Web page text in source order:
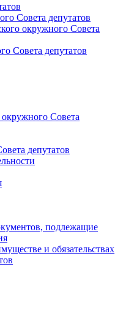
Совета депутатов
окружного Совета
Совета депутатов
окружного Совета
депутатов
подлежащие
и обязательствах